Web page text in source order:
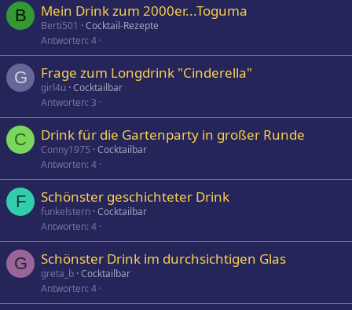
B Mein Drink zum 2000er...Toguma
Berti501
Cocktail-Rezepte
Antworten 4
G Frage zum Longdrink "Cinderella"
girl4u Cocktailbar
Antworten 3
C Drink für die Gartenparty in großer Runde
Conny1975 Cocktailbar
Antworten 4
F Schönster geschichteter Drink
funkelstern Cocktailbar
Antworten 4
G Schönster Drink im durchsichtigen Glas
greta_b Cocktailbar
Antworten 4